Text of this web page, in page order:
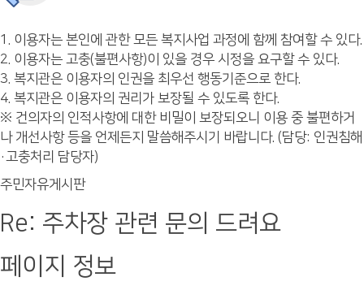
1. 이용자는 본인에 관한 모든 복지사업 과정에 함께 참여할 수 있다.
2. 이용자는 고충(불편사항)이 있을 경우 시정을 요구할 수 있다.
3. 복지관은 이용자의 인권을 최우선 행동기준으로 한다.
4. 복지관은 이용자의 권리가 보장될 수 있도록 한다.
※ 건의자의 인적사항에 대한 비밀이 보장되오니 이용 중 불편하거
나 개선사항 등을 언제든지 말씀해주시기 바랍니다. (담당: 인권침해
·고충처리 담당자)
주민자유게시판
Re: 주차장 관련 문의 드려요
페이지 정보